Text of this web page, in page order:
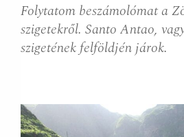
Folytatom beszámolómat a
szigetekről. Santo Antao,
szigetének felföldjén járok.